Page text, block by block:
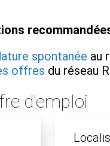
Organismes de
spontanée au
offres du réseau
d'emploi